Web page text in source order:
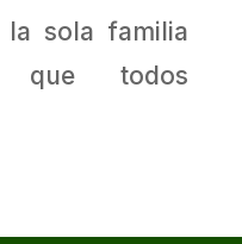
la sola familia
todos